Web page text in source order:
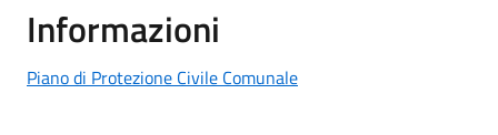
Informazioni
Piano di Protezione Civile Comunale